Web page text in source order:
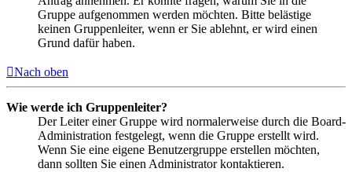
Gruppe aufgenommen werden möchten. Bitte belästige
keinen Gruppenleiter, wenn er Sie ablehnt, er wird einen
Grund dafür haben.
Nach oben
Wie werde ich Gruppenleiter?
Der Leiter einer Gruppe wird normalerweise durch die Board-
Administration festgelegt, wenn die Gruppe erstellt wird.
Wenn Sie eine eigene Benutzergruppe erstellen möchten,
dann sollten Sie einen Administrator kontaktieren.